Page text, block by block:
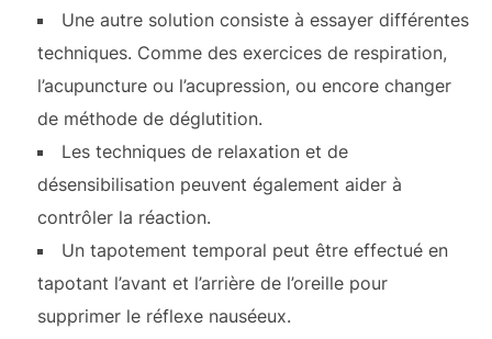
Une autre solution consiste à essayer différentes
techniques. Comme des exercices de respiration,
l’acupuncture ou l’acupression, ou encore changer
de méthode de déglutition.
Les techniques de relaxation et de
désensibilisation peuvent également aider à
contrôler la réaction.
Un tapotement temporal peut être effectué en
tapotant l’avant et l’arrière de l’oreille pour
supprimer le réflexe nauséeux.